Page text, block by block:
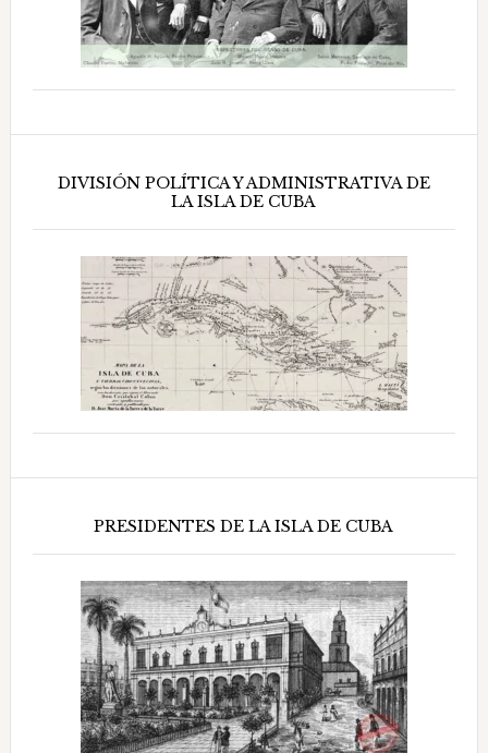
DIVISIÓN POLÍTICA Y ADMINISTRATIVA DE
LA ISLA DE CUBA
PRESIDENTES DE LA ISLA DE CUBA